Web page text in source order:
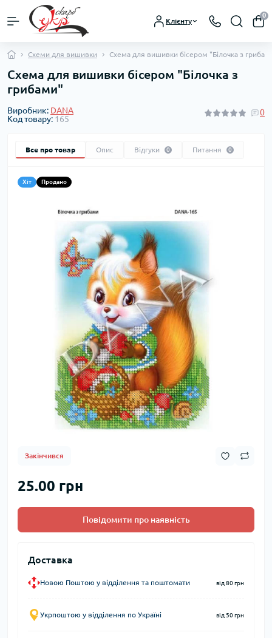
Клієнту
0
Схеми для вишивки Схема для вишивки бісером "Білочка з
Схема для вишивки бісером "Білочка з
грибами"
Виробник: DANA
Код товару: 165
0
Все про товар Опис Відгуки 0 Питання 0
Хіт Продано
Закінчився
25.00 грн
Повідомити про наявність
Доставка
Новою Поштою у відділення та поштомати від 80 грн
Укрпоштою у відділення по Україні від 50 грн